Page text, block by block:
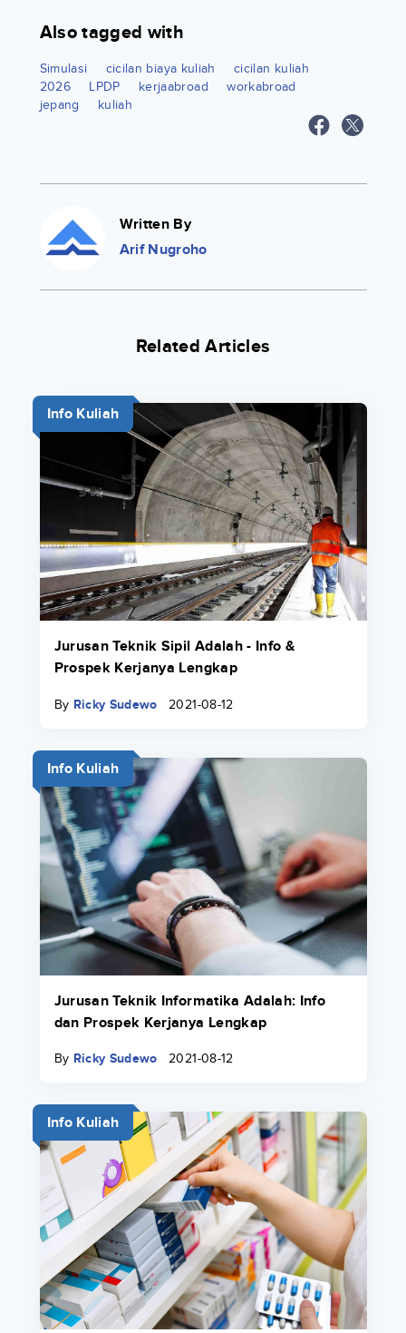
Also tagged with
Simulasi cicilan biaya kuliah
cicilan kuliah
2026
LPDP kerjaabroad
workabroad
jepang
kuliah
Written By
Arif Nugroho
Related Articles
Info Kuliah
Jurusan Teknik Sipil Adalah - Info &
Prospek Kerjanya Lengkap
By Ricky Sudewo 2021-08-12
Info Kuliah
Jurusan Teknik Informatika Adalah: Info
dan Prospek Kerjanya Lengkap
By Ricky Sudewo 2021-08-12
Info Kuliah